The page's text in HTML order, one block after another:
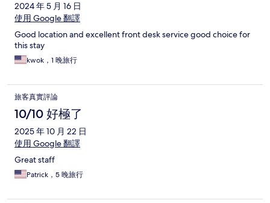
2024 年 5 月 16 日
使用 Google 翻譯
Good location and excellent front desk service good choice for
this stay
kwok，1 晚旅行
旅客真實評論
10/10 好極了
2025 年 10 月 22 日
使用 Google 翻譯
Great staff
Patrick，5 晚旅行